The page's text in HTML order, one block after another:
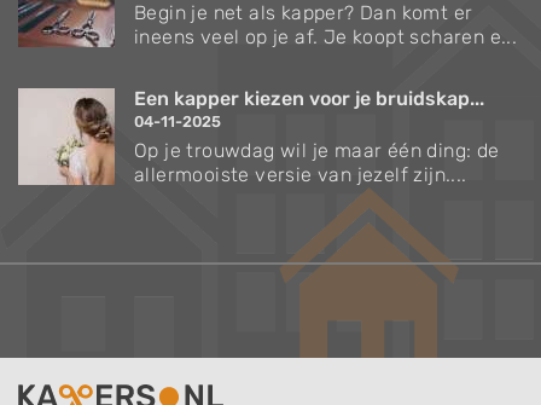
Begin je net als kapper? Dan komt er
ineens veel op je af. Je koopt scharen e...
Een kapper kiezen voor je bruidskap...
04-11-2025
Op je trouwdag wil je maar één ding: de
allermooiste versie van jezelf zijn....